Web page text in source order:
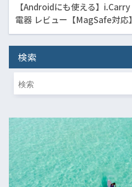
【Androidにも使える】
電器 レビュー【MagSafe対応】
検索